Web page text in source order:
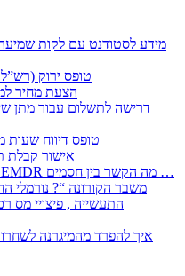
טופס ירוק (רש”ל 18) בקשה להוצאת רישיון נהיגה
2352 – הצעת
2356 – טופס דיווח
2357 – אישור
– לבעלי עסקים ובעולם העבודה EMDR מה הקשר בין חסמים …
– משבר הקורונה “? נורמלי החדש ”